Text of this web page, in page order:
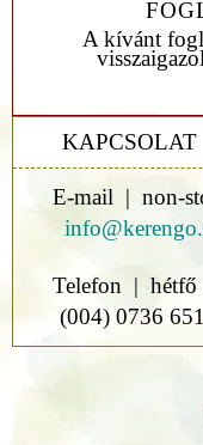
A kívánt
E-mail | non-
Telefon | hétfő
(004) 0736